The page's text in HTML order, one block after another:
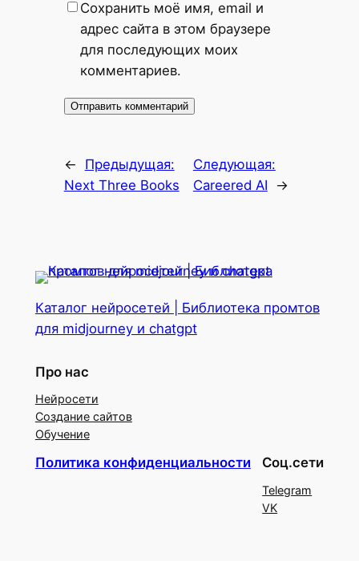
Сохранить моё имя, email и
адрес сайта в этом браузере
для последующих моих
комментариев.
←
Предыдущая:
Next Three Books
Следующая:
Careered AI
→
Каталог нейросетей | Библиотека промтов
для midjourney и chatgpt
Про нас
Нейросети
Создание сайтов
Обучение
Политика конфиденциальности Соц.сети
Telegram
VK